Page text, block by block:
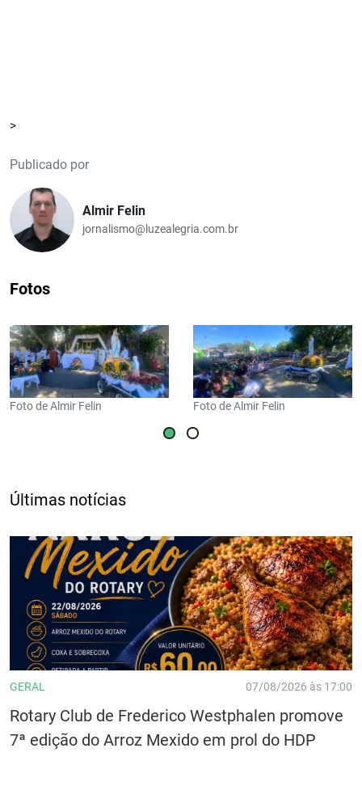
>
Publicado por
Almir Felin
jornalismo@luzealegria.com.br
Fotos
Foto de Almir Felin Foto de Almir Felin
Últimas notícias
GERAL 07/08/2026 às 17:00
Rotary Club de Frederico Westphalen promove
7ª edição do Arroz Mexido em prol do HDP